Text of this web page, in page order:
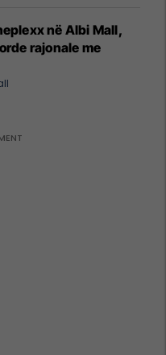
në Albi Mall,
rajonale me